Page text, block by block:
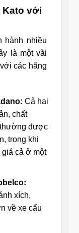
Kato với
hành nhiều
là một vài
các hãng
Cả hai
chất
được
trong khi
giá cả ở một
xích,
về xe cẩu